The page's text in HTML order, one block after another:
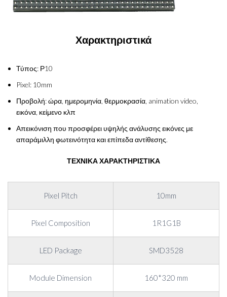
Χαρακτηριστικά
Τύπος: Ρ10
Pixel: 10mm
Προβολή: ώρα, ημερομηνία, θερμοκρασία, animation video,
εικόνα, κείμενο κλπ
Απεικόνιση που προσφέρει υψηλής ανάλυσης εικόνες με
απαράμιλλη φωτεινότητα και επίπεδα αντίθεσης.
ΤΕΧΝΙΚΑ ΧΑΡΑΚΤΗΡΙΣΤΙΚΑ
Pixel Pitch 10mm
Pixel Composition 1R1G1B
LED Package SMD3528
Module Dimension 160*320 mm